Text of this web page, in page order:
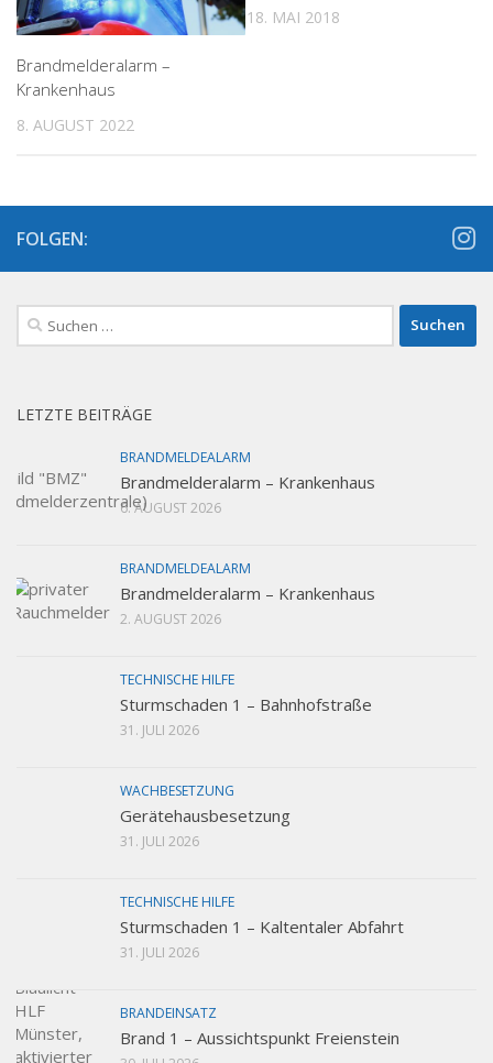
Brandmelderalarm –
Krankenhaus
8. AUGUST 2022
18. MAI 2018
FOLGEN:
Suchen
nach:
LETZTE BEITRÄGE
BRANDMELDEALARM
Brandmelderalarm – Krankenhaus
6. AUGUST 2026
BRANDMELDEALARM
Brandmelderalarm – Krankenhaus
2. AUGUST 2026
TECHNISCHE HILFE
Sturmschaden 1 – Bahnhofstraße
31. JULI 2026
WACHBESETZUNG
Gerätehausbesetzung
31. JULI 2026
TECHNISCHE HILFE
Sturmschaden 1 – Kaltentaler Abfahrt
31. JULI 2026
BRANDEINSATZ
Brand 1 – Aussichtspunkt Freienstein